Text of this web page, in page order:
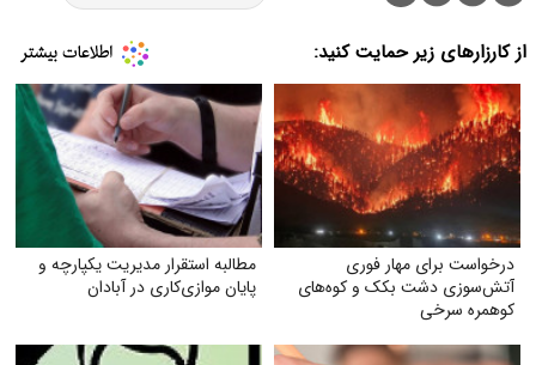
از کارزارهای زیر حمایت کنید:
درخواست برای مهار فوری
آتش‌سوزی دشت بکک و کوه‌های
کوهمره‌ سرخی
مطالبه استقرار مدیریت یکپارچه و
پایان موازی‌کاری در آبادان